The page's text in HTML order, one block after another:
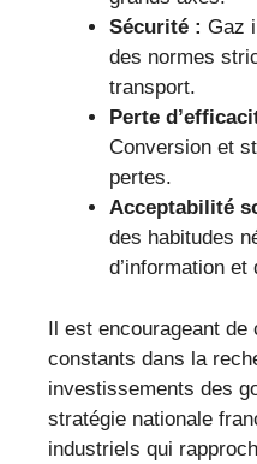
Sécurité : Gaz
des normes
transport.
Perte
Conversion et
pertes.
Acceptabilité
des habitudes
d’information et
Il est encourageant
constants dans la
investissements des
stratégie nationale
industriels qui